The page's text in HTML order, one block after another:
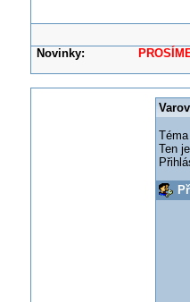
Novinky: PROSÍME
Ten